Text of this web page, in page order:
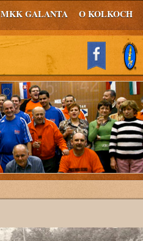
MKK GALANTA O KOLKOCH